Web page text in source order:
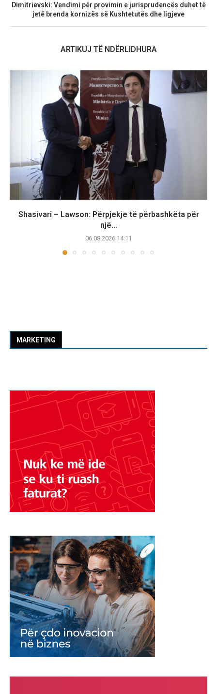
Dimitrievski: Vendimi për provimin e jurisprudencës duhet të
jetë brenda kornizës së Kushtetutës dhe ligjeve
ARTIKUJ TË NDËRLIDHURA
Shasivari – Lawson: Përpjekje të përbashkëta për
një...
06.08.2026 14:11
MARKETING